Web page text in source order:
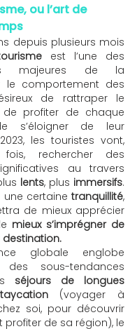
ou l’art de
depuis plusieurs mois
est l’une des
majeures de la
le comportement des
de rattraper le
profiter de chaque
s’éloigner de leur
les touristes vont,
rechercher des
au travers
lents, plus immersifs.
une certaine tranquillité,
de mieux apprécier
mieux s’imprégner de
globale englobe
des sous-tendances
séjours de longues
(voyager à
soi, pour découvrir